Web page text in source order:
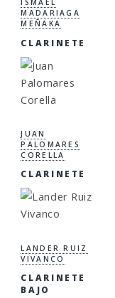
ISMAEL
MADARIAGA
MEÑAKA
CLARINETE
JUAN
PALOMARES
CORELLA
CLARINETE
LANDER RUIZ
VIVANCO
CLARINETE
BAJO